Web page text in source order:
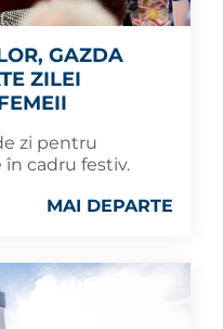
GAZDA
ZILEI
zi pentru
cadru festiv.
MAI DEPARTE